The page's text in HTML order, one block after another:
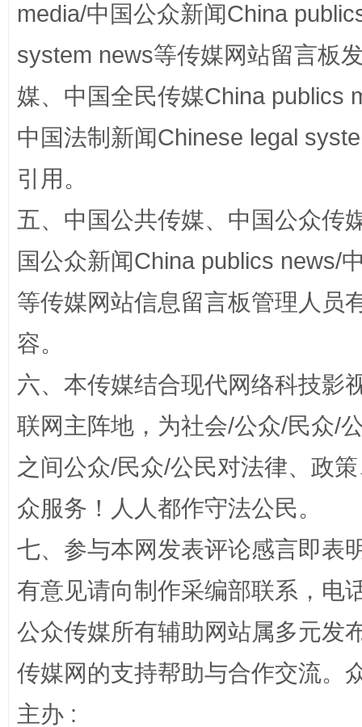
阿坝州三大球赛在茂县开幕 规模
国家大学科技园优化重塑工作
扯下公款旅游的“隐身衣” 如何以
media/中国公众新闻China
system news等传媒网站留言板
媒、中国全民传媒China publics
中国法制新闻Chinese legal
引用。
五、中国公共传媒、中国公众传
国公众新闻China publics news/
等传媒网站信息留言板管理人员
容。
六、本传媒结合现代网络科技影
联网主阵地，为社会/公众/民众/
之间公众/民众/公民对法律、政
众服务！人人都作守法公民。
七、参与本网发表评论感言即表
有意见请向制作采编部联系，电
公众传媒所有辅助网站属多元发
传媒网的支持帮助与合作交流。
主办 :